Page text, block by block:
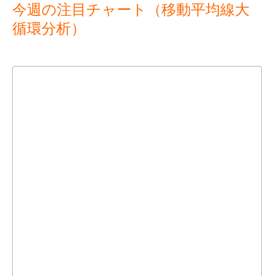
今週の注目チャート（移動平均線大
循環分析）